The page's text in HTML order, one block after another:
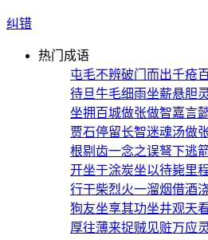
纠错
热门成语
屯毛不辨破门而出千疮
待旦牛毛细雨坐薪悬胆
坐拥百城做张做智嘉言
贾石停留长智迷魂汤做
根剔齿一念之误弩下逃
开坐于涂炭坐以待毙里
行干柴烈火一溜烟借酒
狗友坐享其功坐井观天
厚往薄来捉贼见赃万应